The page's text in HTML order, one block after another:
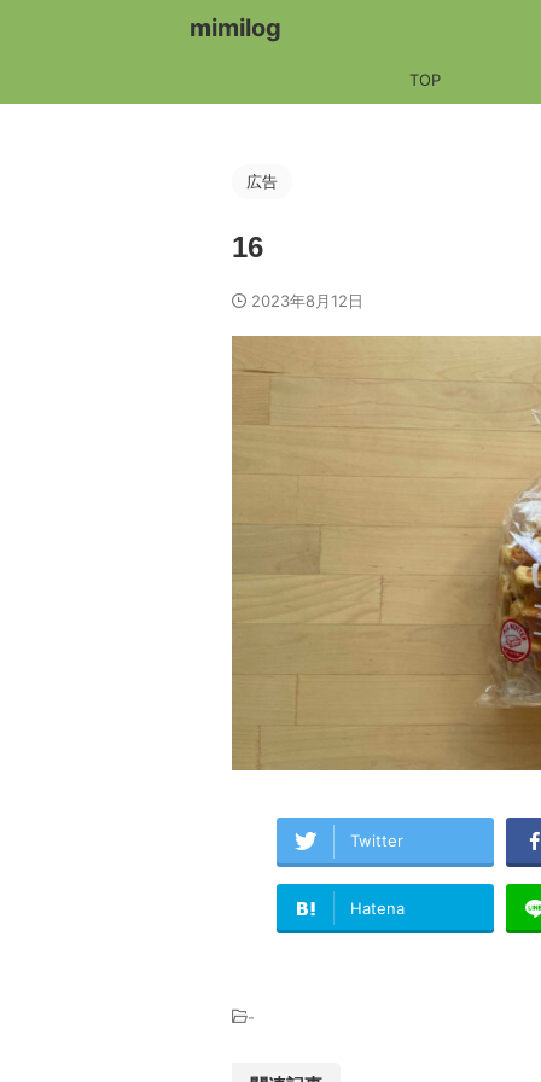
mimilog
TOP
広告
16
2023年8月12日
Twitter
Hatena
-